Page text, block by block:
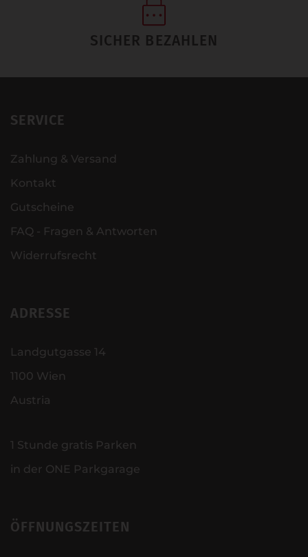
SICHER BEZAHLEN
SERVICE
Zahlung & Versand
Kontakt
Gutscheine
FAQ - Fragen & Antworten
Widerrufsrecht
ADRESSE
Landgutgasse 14
1100 Wien
Austria
1 Stunde gratis Parken
in der ONE Parkgarage
ÖFFNUNGSZEITEN